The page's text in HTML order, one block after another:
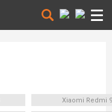
Xiaomi Redmi